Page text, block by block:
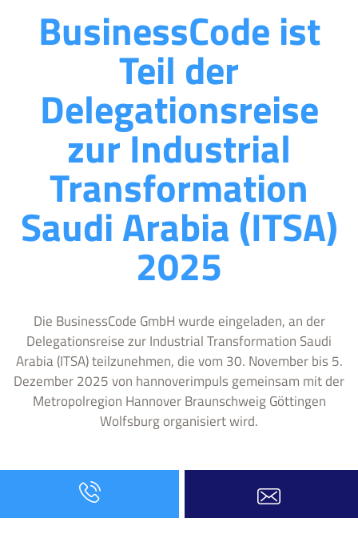
BusinessCode ist
Teil der
Delegationsreise
zur Industrial
Transformation
Saudi Arabia (ITSA)
2025
Die BusinessCode GmbH wurde eingeladen, an der
Delegationsreise zur Industrial Transformation Saudi
Arabia (ITSA) teilzunehmen, die vom 30. November bis 5.
Dezember 2025 von hannoverimpuls gemeinsam mit der
Metropolregion Hannover Braunschweig Göttingen
Wolfsburg organisiert wird.